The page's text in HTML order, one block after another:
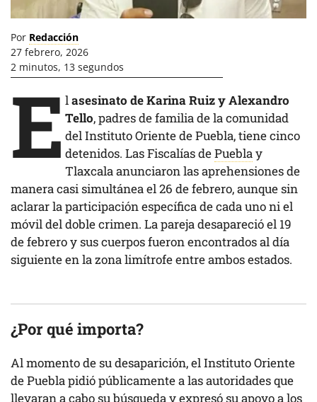
Por Redacción
27 febrero, 2026
2 minutos, 13 segundos
E lasesinato de Karina Ruiz y Alexandro
Tello, padres de familia de la comunidad
del Instituto Oriente de Puebla, tiene cinco
detenidos. Las Fiscalías dePueblay
Tlaxcala anunciaron las aprehensiones de
manera casi simultánea el 26 de febrero, aunque sin
aclarar la participación específica de cada uno ni el
móvil del doble crimen. La pareja desapareció el 19
de febrero y sus cuerpos fueron encontrados al día
siguiente en la zona limítrofe entre ambos estados.
¿Por qué importa?
Al momento de su desaparición, el Instituto Oriente
de Puebla pidió públicamente a las autoridades que
llevaran a cabo su búsqueda y expresó su apoyo a los